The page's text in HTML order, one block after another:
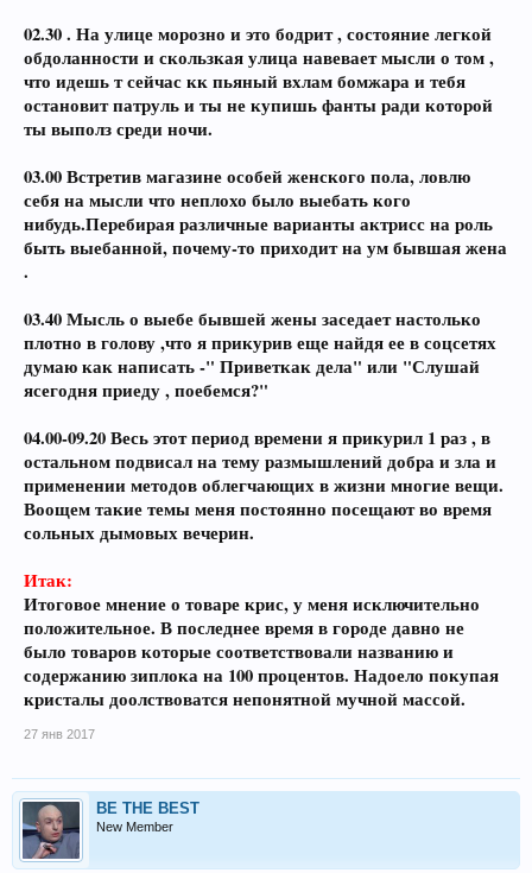
02.30 . На улице морозно и это бодрит , состояние легкой
обдоланности и скользкая улица навевает мысли о том ,
что идешь т сейчас кк пьяный вхлам бомжара и тебя
остановит патруль и ты не купишь фанты ради которой
ты выполз среди ночи.
03.00 Встретив магазине особей женского пола, ловлю
себя на мысли что неплохо было выебать кого
нибудь.Перебирая различные варианты актрисс на роль
быть выебанной, почему-то приходит на ум бывшая жена
.
03.40 Мысль о выебе бывшей жены заседает настолько
плотно в голову ,что я прикурив еще найдя ее в соцсетях
думаю как написать -" Приветкак дела" или "Слушай
ясегодня приеду , поебемся?"
04.00-09.20 Весь этот период времени я прикурил 1 раз , в
остальном подвисал на тему размышлений добра и зла и
применении методов облегчающих в жизни многие вещи.
Воощем такие темы меня постоянно посещают во время
сольных дымовых вечерин.
Итак:
Итоговое мнение о товаре крис, у меня исключительно
положительное. В последнее время в городе давно не
было товаров которые соответствовали названию и
содержанию зиплока на 100 процентов. Надоело покупая
кристалы доолствоватся непонятной мучной массой.
27 янв 2017
BE THE BEST
New Member